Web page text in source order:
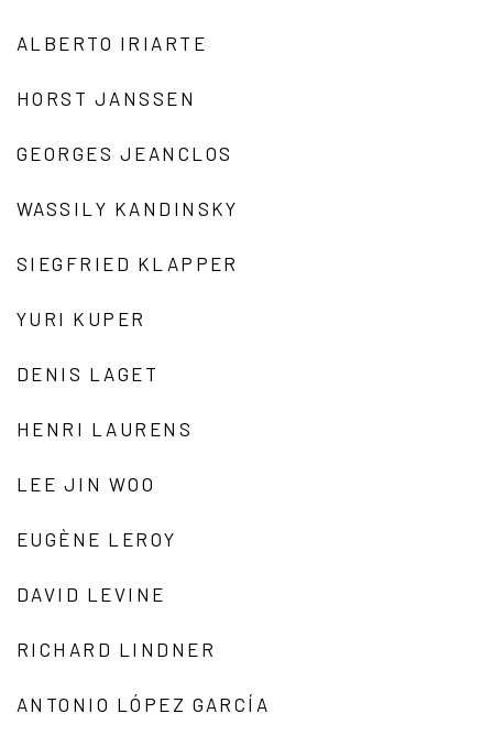
ALBERTO IRIARTE
HORST JANSSEN
GEORGES JEANCLOS
WASSILY KANDINSKY
SIEGFRIED KLAPPER
YURI KUPER
DENIS LAGET
HENRI LAURENS
LEE JIN WOO
EUGÈNE LEROY
DAVID LEVINE
RICHARD LINDNER
ANTONIO LÓPEZ GARCÍA